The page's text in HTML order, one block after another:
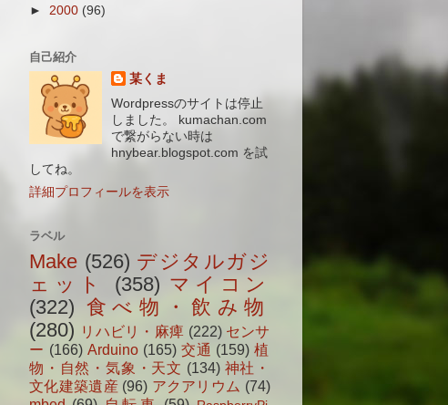
► 2000 (96)
自己紹介
某くま
Wordpressのサイトは停止
しました。 kumachan.com
で繋がらない時は
hnybear.blogspot.com を試
してね。
詳細プロフィールを表示
ラベル
Make (526) デジタルガジ
ェット
(358) マイコン
(322) 食べ物・飲み物
(280) リハビリ・麻痺 (222) センサ
ー (166) Arduino (165) 交通 (159) 植
物・自然・気象・天文 (134) 神社・
文化建築遺産 (96) アクアリウム (74)